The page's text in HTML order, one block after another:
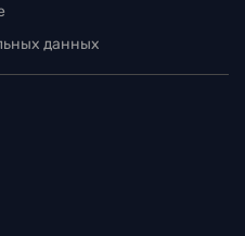
данных